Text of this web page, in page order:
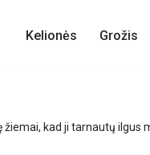
Kelionės Grožis
žiemai, kad ji tarnautų ilgus